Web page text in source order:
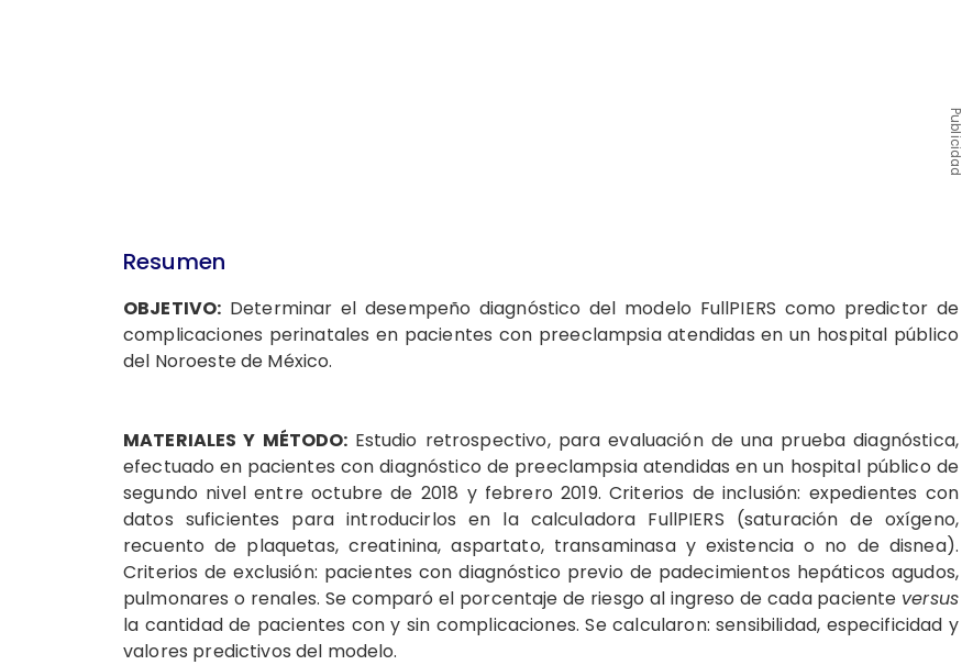
Publicidad
Resumen
OBJETIVO: Determinar el desempeño diagnóstico del modelo FullPIERS como predictor de
complicaciones perinatales en pacientes con preeclampsia atendidas en un hospital público
del Noroeste de México.
MATERIALES Y MÉTODO: Estudio retrospectivo, para evaluación de una prueba diagnóstica,
efectuado en pacientes con diagnóstico de preeclampsia atendidas en un hospital público de
segundo nivel entre octubre de 2018 y febrero 2019. Criterios de inclusión: expedientes con
datos suficientes para introducirlos en la calculadora FullPIERS (saturación de oxígeno,
recuento de plaquetas, creatinina, aspartato, transaminasa y existencia o no de disnea).
Criterios de exclusión: pacientes con diagnóstico previo de padecimientos hepáticos agudos,
pulmonares o renales. Se comparó el porcentaje de riesgo al ingreso de cada paciente versus
la cantidad de pacientes con y sin complicaciones. Se calcularon: sensibilidad, especificidad y
valores predictivos del modelo.